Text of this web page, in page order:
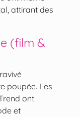
attirant des
(film &
poupée. Les
ont
et